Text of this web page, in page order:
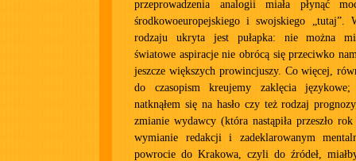
przeprowadzenia analogii miała płynąć
środkowoeuropejskiego i swojskiego „tutaj”.
rodzaju ukryta jest pułapka: nie można
światowe aspiracje nie obrócą się przeciwko
jeszcze większych prowincjuszy. Co więcej,
do czasopism kreujemy zaklęcia
natknąłem się na hasło czy też rodzaj
zmianie wydawcy (która nastąpiła przeszło
wymianie redakcji i zadeklarowanym
powrocie do Krakowa, czyli do źródeł,